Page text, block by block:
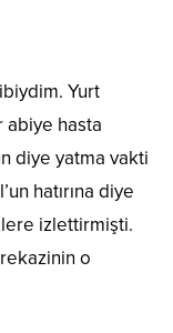
Yurt
abiye hasta
diye yatma vakti
hatırına diye
izlettirmişti.
o